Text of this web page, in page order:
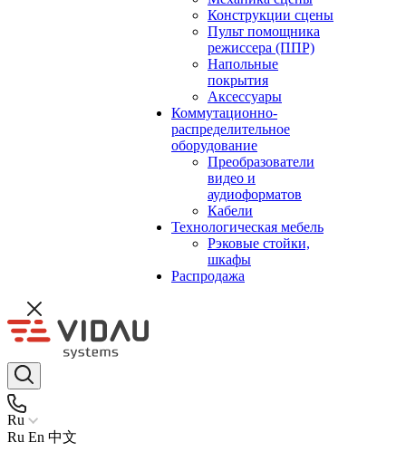
Конструкции сцены
Пульт помощника
режиссера (ППР)
Напольные
покрытия
Аксессуары
Коммутационно-
распределительное
оборудование
Преобразователи
видео и
аудиоформатов
Кабели
Технологическая мебель
Рэковые стойки,
шкафы
Распродажа
Ru
Ru En 中文